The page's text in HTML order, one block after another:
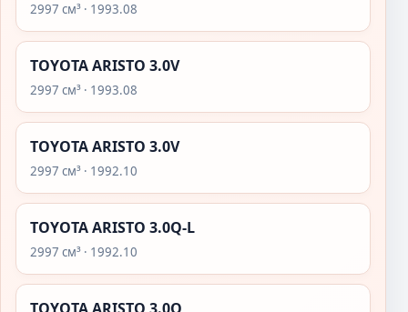
2997 см³ · 1993.08
TOYOTA ARISTO 3.0V
2997 см³ · 1993.08
TOYOTA ARISTO 3.0V
2997 см³ · 1992.10
TOYOTA ARISTO 3.0Q-L
2997 см³ · 1992.10